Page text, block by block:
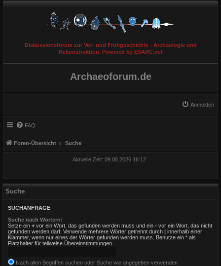
Diskussionsforum zur Vor- und Frühgeschichte - Archäologie und
Rekonstruktion. Powered by EXARC.net
Archaeoforum.de
Anmelden
FAQ
Foren-Übersicht Suche
Aktuelle Zeit: 09.08.2026 16:12
Suche
SUCHANFRAGE
Suche nach Wörtern:
Setze ein + vor ein Wort, das gefunden werden muss und ein - vor ein Wort, das nicht
gefunden werden darf. Verwende mehrere Wörter getrennt durch
innerhalb einer
Klammer, wenn nur eines der Wörter gefunden werden muss. Benutze ein * als
Platzhalter für teilweise Übereinstimmungen.
Nach allen Begriffen suchen oder Suche wie angegeben verwenden